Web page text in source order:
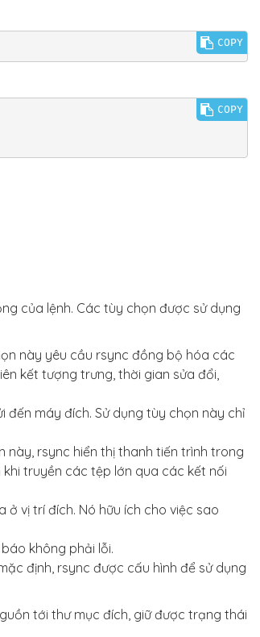
COPY
COPY
của lệnh. Các tùy chọn được sử dụng
này yêu cầu rsync đồng bộ hóa các
kết tượng trưng, thời gian sửa đổi,
đến máy đích. Sử dụng tùy chọn này chỉ
này, rsync hiển thị thanh tiến trình trong
truyền các tệp lớn qua các kết nối
vị trí đích. Nó hữu ích cho việc sao
không phải lỗi.
định, rsync được cấu hình để sử dụng
tới thư mục đích, giữ được trạng thái